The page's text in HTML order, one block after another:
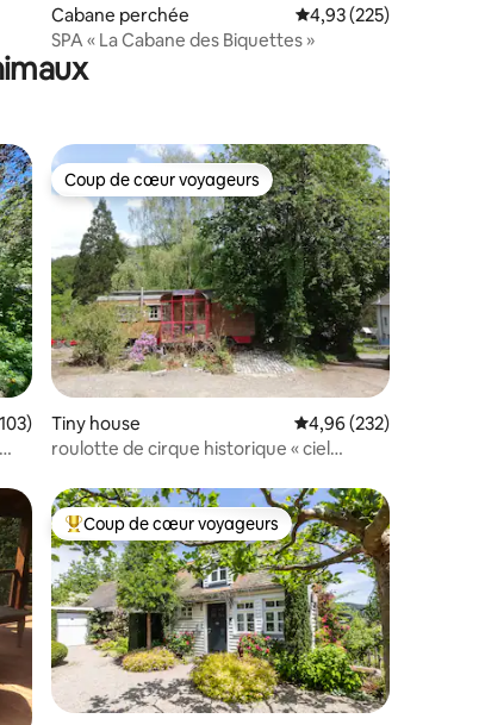
: 5 sur 5
Cabane perchée Évaluation moyenne
4,93 (225)
SPA « La Cabane des Biquettes »
: 4,98 sur 5
moyenne sur la base de 103 commentaires : 4,86 sur 5
Coup de cœur voyageurs
Coup de cœur voyageurs
Tiny house Évaluation moyenne
4,96 (232)
roulotte de cirque historique « ciel
Coups de cœur voyageurs les plus appréciés
Coup de cœur voyageurs